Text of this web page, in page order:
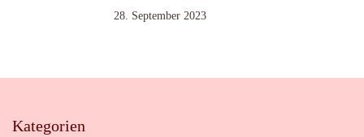
28. September 2023
Kategorien